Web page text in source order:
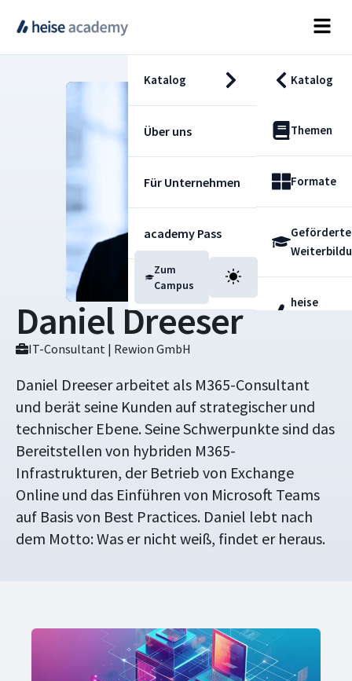
Katalog Katalog
Themen
Formate
Geförderte
heise
Über uns
Für Unternehmen
academy Pass
Blog
Zum
Campus
Daniel Dreeser
IT-Consultant | Rewion GmbH
Daniel Dreeser arbeitet als M365-Consultant
und berät seine Kunden auf strategischer und
technischer Ebene. Seine Schwerpunkte sind das
Bereitstellen von hybriden M365-
Infrastrukturen, der Betrieb von Exchange
Online und das Einführen von Microsoft Teams
auf Basis von Best Practices. Daniel lebt nach
dem Motto: Was er nicht weiß, findet er heraus.